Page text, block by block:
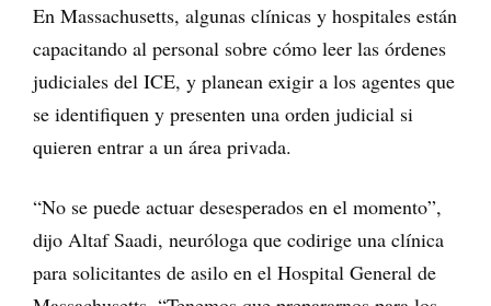
En Massachusetts, algunas clínicas y hospitales están
capacitando al personal sobre cómo leer las órdenes
judiciales del ICE, y planean exigir a los agentes que
se identifiquen y presenten una orden judicial si
quieren entrar a un área privada.
“No se puede actuar desesperados en el momento”,
dijo Altaf Saadi, neuróloga que codirige una clínica
para solicitantes de asilo en el Hospital General de